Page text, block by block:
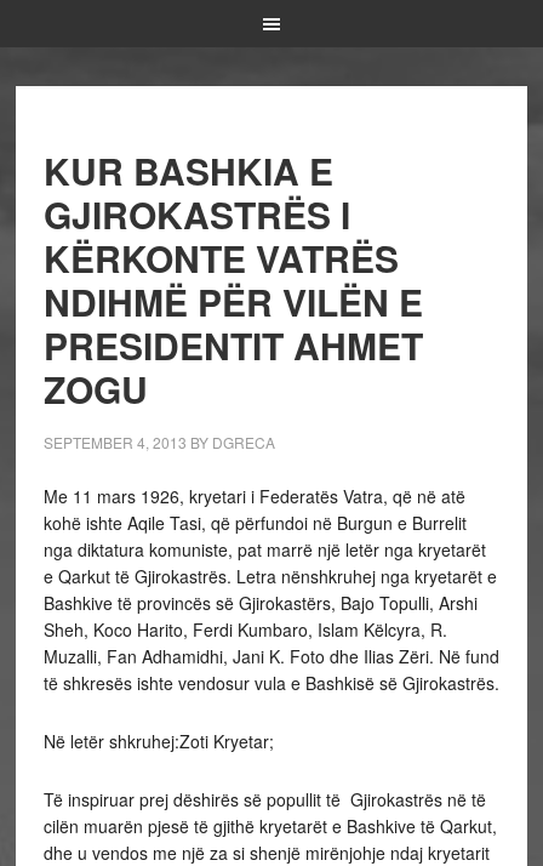
KUR BASHKIA E
GJIROKASTRËS I
KËRKONTE VATRËS
NDIHMË PËR VILËN E
PRESIDENTIT AHMET
ZOGU
SEPTEMBER 4, 2013 BY DGRECA
Me 11 mars 1926, kryetari i Federatës Vatra, që në atë
kohë ishte Aqile Tasi, që përfundoi në Burgun e Burrelit
nga diktatura komuniste, pat marrë një letër nga kryetarët
e Qarkut të Gjirokastrës. Letra nënshkruhej nga kryetarët e
Bashkive të provincës së Gjirokastërs, Bajo Topulli, Arshi
Sheh, Koco Harito, Ferdi Kumbaro, Islam Këlcyra, R.
Muzalli, Fan Adhamidhi, Jani K. Foto dhe Ilias Zëri. Në fund
të shkresës ishte vendosur vula e Bashkisë së Gjirokastrës.
Në letër shkruhej:Zoti Kryetar;
Të inspiruar prej dëshirës së popullit të Gjirokastrës në të
cilën muarën pjesë të gjithë kryetarët e Bashkive të Qarkut,
dhe u vendos me një za si shenjë mirënjohje ndaj kryetarit